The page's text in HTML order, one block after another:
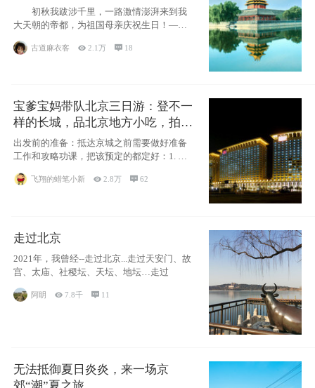
初秋我跋涉千里，一路激情澎湃来到我
大天朝的帝都，为祖国母亲庆祝生日！——
古道麻衣客 2.1万  18
宝爹宝妈带队北京三日游：登不一
样的长城，品北京地方小吃，拍盘
古七星夜景！
出发前的准备：抵达京城之前需要做好准备
工作和攻略功课，把该预定的都定好：1. 酒
飞翔的蜡笔小新 2.8万 62
走过北京
2021年，我曾经--走过北京...走过天安门、故
宫、太庙、社稷坛、天坛、地坛…走过
阿眀 7.8千  11
无法抵御夏日炎炎，来一场京